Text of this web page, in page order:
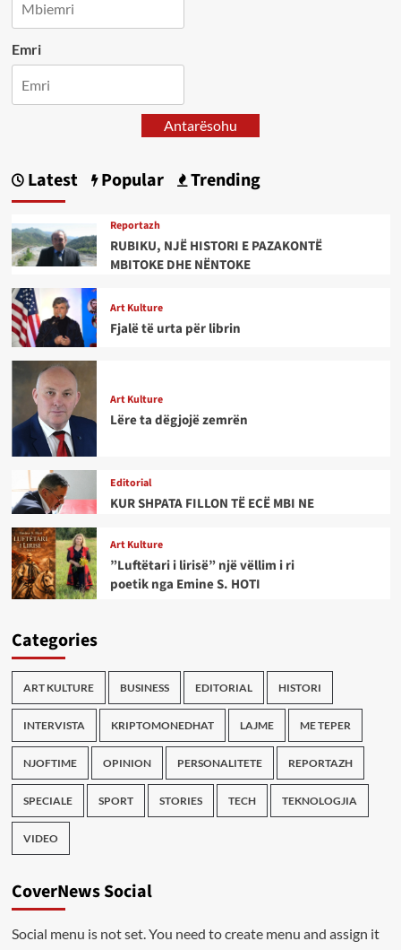
Emri
Antarësohu
Latest Popular Trending
Reportazh
RUBIKU, NJË HISTORI E PAZAKONTË
MBITOKE DHE NËNTOKE
Art Kulture
Fjalë të urta për librin
Art Kulture
Lëre ta dëgjojë zemrën
Editorial
KUR SHPATA FILLON TË ECË MBI NE
Art Kulture
”Luftëtari i lirisë” një vëllim i ri
poetik nga Emine S. HOTI
Categories
ART KULTURE BUSINESS EDITORIAL HISTORI
INTERVISTA KRIPTOMONEDHAT LAJME ME TEPER
NJOFTIME OPINION PERSONALITETE REPORTAZH
SPECIALE SPORT STORIES TECH TEKNOLOGJIA
VIDEO
CoverNews Social
Social menu is not set. You need to create menu and assign it